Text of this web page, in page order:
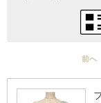
前へ